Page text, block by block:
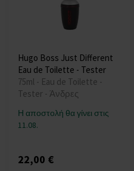
Hugo Boss Just Different
Eau de Toilette - Tester
75ml - Eau de Toilette -
Tester - Άνδρες
Η αποστολή θα γίνει στις
11.08.
22,00 €